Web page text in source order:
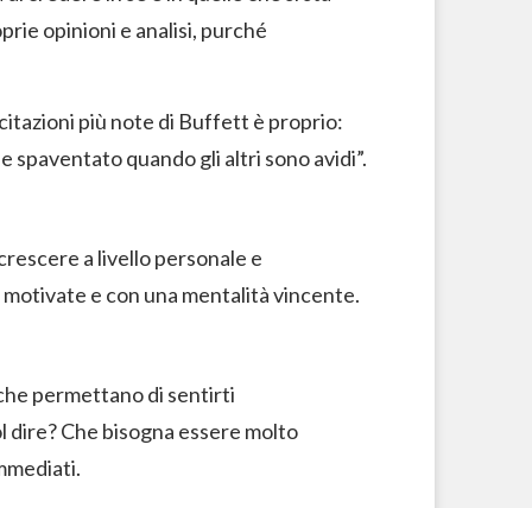
opinioni e analisi, purché
più note di Buffett è proprio:
spaventato quando gli altri sono avidi”.
a livello personale e
e con una mentalità vincente.
permettano di sentirti
Che bisogna essere molto